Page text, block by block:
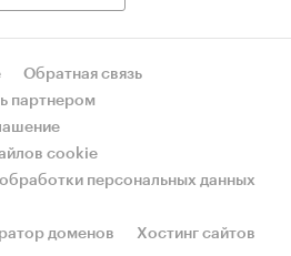
Обратная связь
партнером
cookie
персональных данных
доменов
Хостинг сайтов